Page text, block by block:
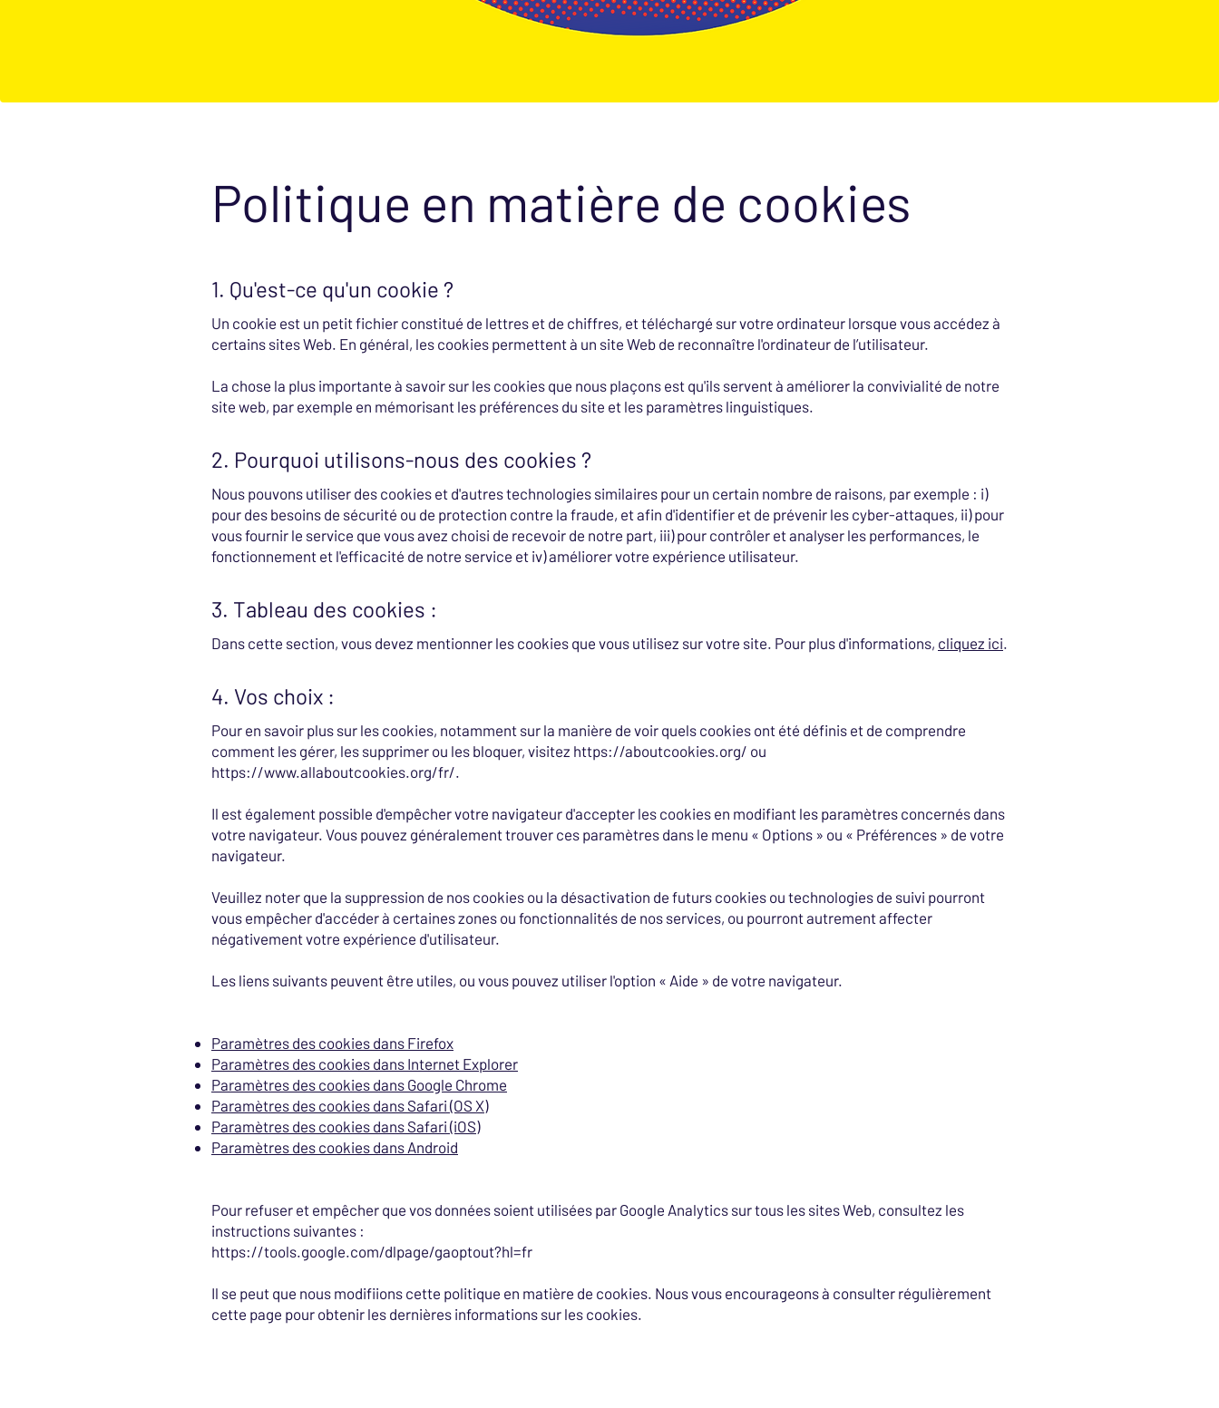
Politique en matière de cookies
1. Qu'est-ce qu'un cookie ?
Un cookie est un petit fichier constitué de lettres et de chiffres, et téléchargé sur votre ordinateur lorsque vous accédez à
certains sites Web. En général, les cookies permettent à un site Web de reconnaître l'ordinateur de l’utilisateur.
La chose la plus importante à savoir sur les cookies que nous plaçons est qu'ils servent à améliorer la convivialité de notre
site web, par exemple en mémorisant les préférences du site et les paramètres linguistiques.
2. Pourquoi utilisons-nous des cookies ?
Nous pouvons utiliser des cookies et d'autres technologies similaires pour un certain nombre de raisons, par exemple : i)
pour des besoins de sécurité ou de protection contre la fraude, et afin d'identifier et de prévenir les cyber-attaques, ii) pour
vous fournir le service que vous avez choisi de recevoir de notre part, iii) pour contrôler et analyser les performances, le
fonctionnement et l'efficacité de notre service et iv) améliorer votre expérience utilisateur.
3. Tableau des cookies :
Dans cette section, vous devez mentionner les cookies que vous utilisez sur votre site. Pour plus d'informations, cliquez ici.
4. Vos choix :
Pour en savoir plus sur les cookies, notamment sur la manière de voir quels cookies ont été définis et de comprendre
comment les gérer, les supprimer ou les bloquer, visitez https://aboutcookies.org/ ou
https://www.allaboutcookies.org/fr/.
Il est également possible d'empêcher votre navigateur d'accepter les cookies en modifiant les paramètres concernés dans
votre navigateur. Vous pouvez généralement trouver ces paramètres dans le menu « Options » ou « Préférences » de votre
navigateur.
Veuillez noter que la suppression de nos cookies ou la désactivation de futurs cookies ou technologies de suivi pourront
vous empêcher d'accéder à certaines zones ou fonctionnalités de nos services, ou pourront autrement affecter
négativement votre expérience d'utilisateur.
Les liens suivants peuvent être utiles, ou vous pouvez utiliser l'option « Aide » de votre navigateur.
Paramètres des cookies dans Firefox
Paramètres des cookies dans Internet Explorer
Paramètres des cookies dans Google Chrome
Paramètres des cookies dans Safari (OS X)
Paramètres des cookies dans Safari (iOS)
Paramètres des cookies dans Android
Pour refuser et empêcher que vos données soient utilisées par Google Analytics sur tous les sites Web, consultez les
instructions suivantes :
https://tools.google.com/dlpage/gaoptout?hl=fr
Il se peut que nous modifiions cette politique en matière de cookies. Nous vous encourageons à consulter régulièrement
cette page pour obtenir les dernières informations sur les cookies.